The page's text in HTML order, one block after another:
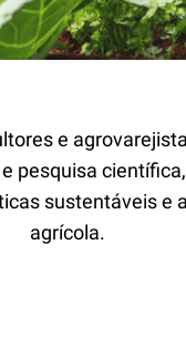
e
pesquisa
sustentáveis e
agrícola.